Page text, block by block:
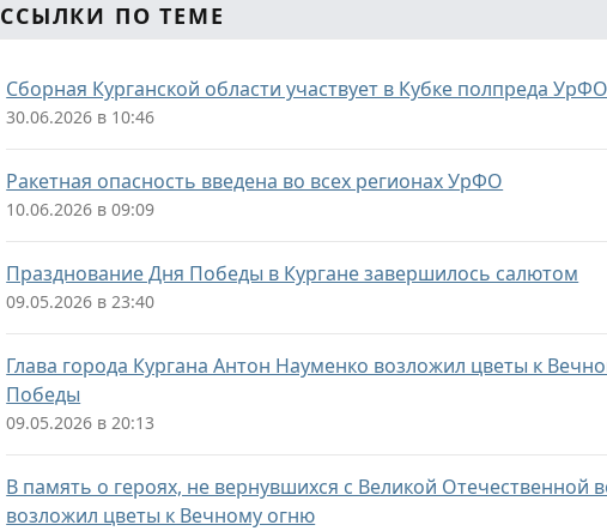
ССЫЛКИ ПО ТЕМЕ
Сборная Курганской области участвует в Кубке полпреда
30.06.2026 в 10:46
Ракетная опасность введена во всех регионах УрФО
10.06.2026 в 09:09
Празднование Дня Победы в Кургане завершилось салютом
09.05.2026 в 23:40
Глава города Кургана Антон Науменко возложил цветы к
Победы
09.05.2026 в 20:13
В память о героях, не вернувшихся с Великой
возложил цветы к Вечному огню